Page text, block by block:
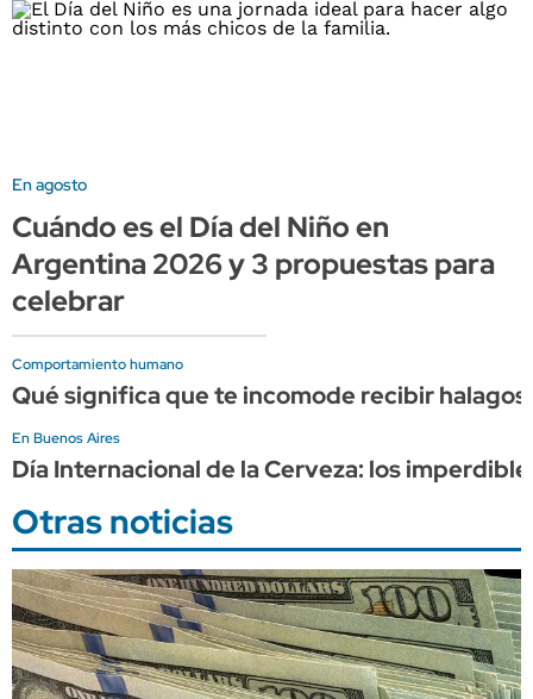
En agosto
Cuándo es el Día del Niño en
Argentina 2026 y 3 propuestas para
celebrar
Comportamiento humano
Qué significa que te incomode recibir
En Buenos Aires
Día Internacional de la Cerveza: los
Otras noticias